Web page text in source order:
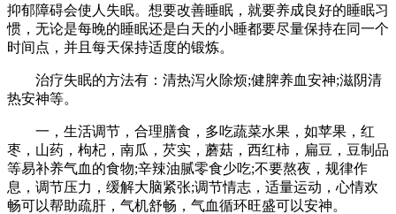
抑郁障碍会使人失眠。想要改善睡眠，就要养成良好的睡眠习
惯，无论是每晚的睡眠还是白天的小睡都要尽量保持在同一个
时间点，并且每天保持适度的锻炼。
治疗失眠的方法有：清热泻火除烦;健脾养血安神;滋阴清
热安神等。
一，生活调节，合理膳食，多吃蔬菜水果，如苹果，红
枣，山药，枸杞，南瓜，芡实，蘑菇，西红柿，扁豆，豆制品
等易补养气血的食物;辛辣油腻零食少吃;不要熬夜，规律作
息，调节压力，缓解大脑紧张;调节情志，适量运动，心情欢
畅可以帮助疏肝，气机舒畅，气血循环旺盛可以安神。